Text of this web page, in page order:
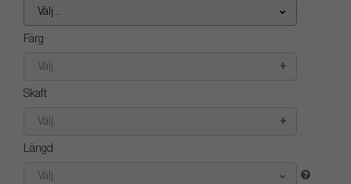
Välj...
Färg
Välj...
Skaft
Välj...
Längd
Välj...